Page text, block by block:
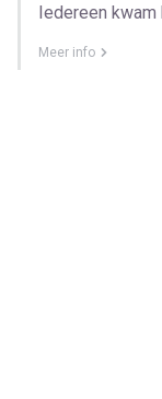
Iedereen kwam
Meer info